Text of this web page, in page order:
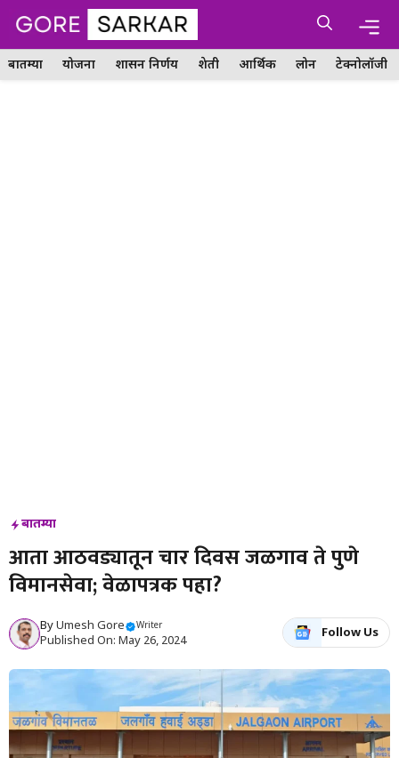
Skip
content
बातम्या योजना शासन निर्णय शेती आर्थिक लोन टेक्नोलॉजी
बातम्या
आता आठवड्यातून चार दिवस जळगाव ते पुणे
विमानसेवा; वेळापत्रक पहा?
ByUmesh Gore Writer
Published On: May 26, 2024
Follow Us